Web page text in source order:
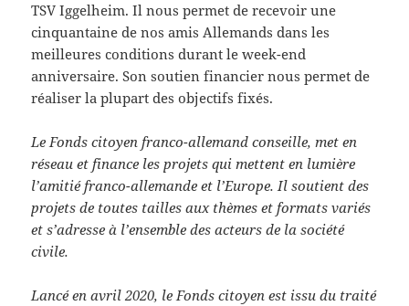
TSV Iggelheim. Il nous permet de recevoir une
cinquantaine de nos amis Allemands dans les
meilleures conditions durant le week-end
anniversaire. Son soutien financier nous permet de
réaliser la plupart des objectifs fixés.
Le Fonds citoyen franco-allemand conseille, met en
réseau et finance les projets qui mettent en lumière
l’amitié franco-allemande et l’Europe. Il soutient des
projets de toutes tailles aux thèmes et formats variés
et s’adresse à l’ensemble des acteurs de la société
civile.
Lancé en avril 2020, le Fonds citoyen est issu du traité